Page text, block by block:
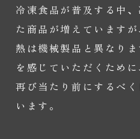
冷凍食品が普及する中
た商品が増えています
熱は機械製品と異なり
を感じていただくため
再び当たり前にするべ
います。